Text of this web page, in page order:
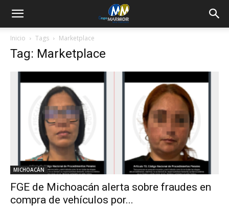
Inicio Tags Marketplace
Tag: Marketplace
MICHOACÁN
FGE de Michoacán alerta sobre fraudes en
compra de vehículos por...